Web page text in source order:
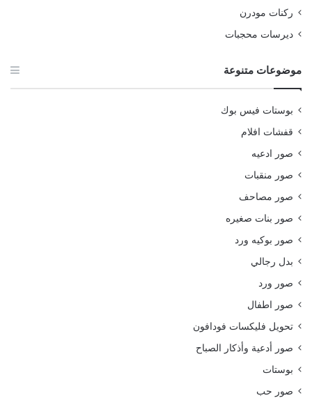
ركنات مودرن
ديرسات محجبات
موضوعات متنوعة
بوستات فيس بوك
قفشات افلام
صور ادعيه
صور منقبات
صور مصاحف
صور بنات صغيره
صور بوكيه ورد
بدل رجالي
صور ورد
صور اطفال
تحويل فليكسات فودافون
صور أدعية وأذكار الصباح
بوستات
صور حب